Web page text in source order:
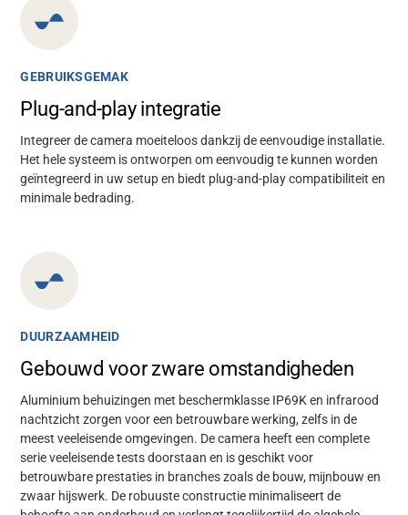
GEBRUIKSGEMAK
Plug-and-play integratie
Integreer de camera moeiteloos dankzij de eenvoudige installatie.
Het hele systeem is ontworpen om eenvoudig te kunnen worden
geïntegreerd in uw setup en biedt plug-and-play compatibiliteit en
minimale bedrading.
DUURZAAMHEID
Gebouwd voor zware omstandigheden
Aluminium behuizingen met beschermklasse IP69K en infrarood
nachtzicht zorgen voor een betrouwbare werking, zelfs in de
meest veeleisende omgevingen. De camera heeft een complete
serie veeleisende tests doorstaan en is geschikt voor
betrouwbare prestaties in branches zoals de bouw, mijnbouw en
zwaar hijswerk. De robuuste constructie minimaliseert de